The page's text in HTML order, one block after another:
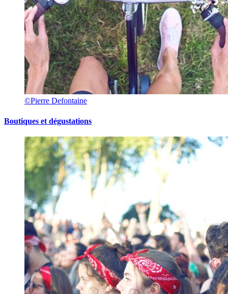
©Pierre Defontaine
Boutiques et dégustations